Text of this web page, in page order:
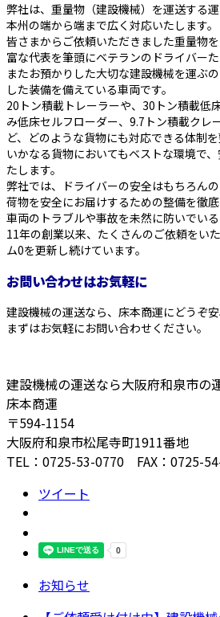
弊社は、重量物（建設機械）を運送する運
本州の端から端まで広く対応いたします。
皆さまからご依頼いただきました重量物
富な代表を筆頭にベテランのドライバーた
またお預かりした大切な建設機械を運ぶ
した装備を備えている車両です。
20トン積載トレーラーや、30トン積載低
み低床セルフローダー、9.7トン積載クレ
ど、どのような貨物にも対応できる体制を
いかなる貨物においてもベストな環境で
たします。
弊社では、ドライバーの安全はもちろん
荷物を安全にお届けするための整備を徹底
車両のトラブルや事故を未然に防いでい
11年の創業以来、たくさんのご依頼をい
ム0を更新し続けています。
お問い合わせはお気軽に
建設機械の運送なら、床本商運にどうぞ
まずはお気軽にお問い合わせください。
建設機械の運送なら大阪府和泉市の
床本商運
〒594-1154
大阪府和泉市松尾寺町1911番地
TEL：0725-53-0770 FAX：0725-
ツイート
お知らせ